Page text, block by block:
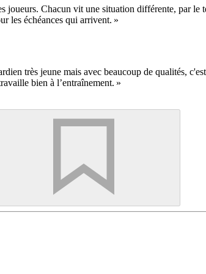
joueurs. Chacun vit une situation différente, par
les échéances qui arrivent. »
très jeune mais avec beaucoup de qualités,
bien à l’entraînement. »